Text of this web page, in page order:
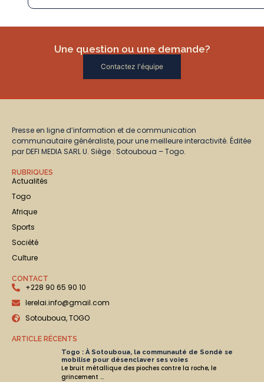
Une question ou une demande?
Contactez l'équipe
Presse en ligne d’information et de communication
communautaire généraliste, pour une meilleure interactivité. Éditée
par DEFI MEDIA SARL U. Siège : Sotouboua – Togo.
RUBRIQUES
Actualités
Togo
Afrique
Sports
Société
Culture
CONTACT
+228 90 65 90 10
lerelai.info@gmail.com
Sotouboua, TOGO
ARTICLE RÉCENTS
Togo : À Sotouboua, la communauté de Sondè se
mobilise pour désenclaver ses voies
Le bruit métallique des pioches contre la roche, le
grincement ...